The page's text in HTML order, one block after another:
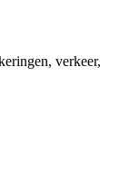
verkeer,